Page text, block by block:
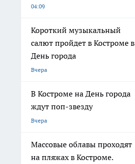
04:09
Короткий музыкальный
салют пройдет в Костроме в
День города
Вчера
В Костроме на День города
ждут поп-звезду
Вчера
Массовые облавы проходят
на пляжах в Костроме.